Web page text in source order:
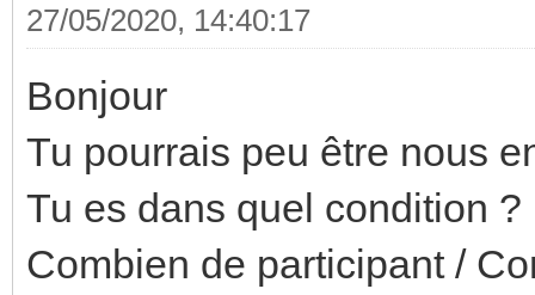
27/05/2020, 14:40:17
Bonjour
Tu pourrais peu être nous
Tu es dans quel condition
Combien de participant /